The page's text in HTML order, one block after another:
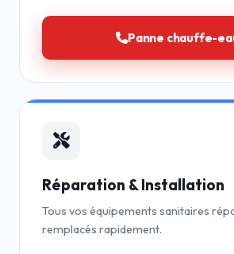
Panne chauffe-
Réparation & Installation
Tous vos équipements sanitaires
remplacés rapidement.